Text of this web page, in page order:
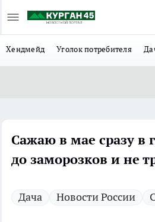
Хендмейд Уголок потребителя
Сажаю в мае сразу в
до заморозков и не
Дача Новости России